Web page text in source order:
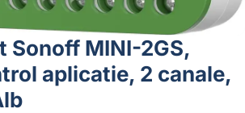
Sonoff MINI-2GS,
aplicatie, 2 canale,